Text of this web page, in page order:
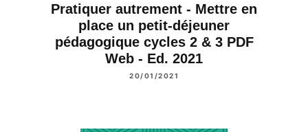
Pratiquer autrement - Mettre en
place un petit-déjeuner
pédagogique cycles 2 & 3 PDF
Web - Ed. 2021
20/01/2021